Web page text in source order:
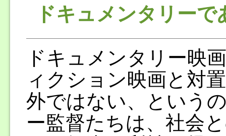
ドキュメンタリー
ドキュメンタリー映
ィクション映画と対
外ではない、という
ー監督たちは、社会